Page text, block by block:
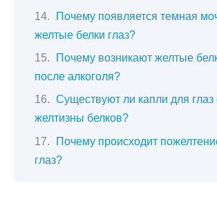
Почему появляется темная
желтые белки глаз?
Почему возникают желтые
после алкоголя?
Существуют ли капли для глаз
желтизны белков?
Почему происходит
глаз?